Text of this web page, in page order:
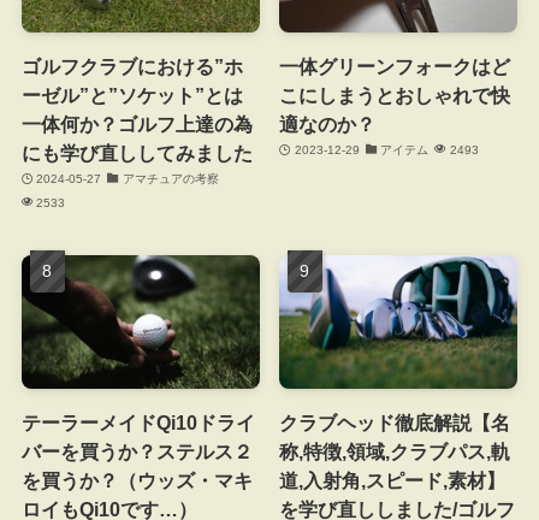
ゴルフクラブにおける”ホ
ーゼル”と”ソケット”とは
一体何か？ゴルフ上達の為
にも学び直ししてみました
2024-05-27
アマチュアの考察
2533
一体グリーンフォークはど
こにしまうとおしゃれで快
適なのか？
2023-12-29 アイテム 2493
テーラーメイドQi10ドライ
バーを買うか？ステルス２
を買うか？（ウッズ・マキ
ロイもQi10です…）
クラブヘッド徹底解説【名
称,特徴,領域,クラブパス,軌
道,入射角,スピード,素材】
を学び直ししました/ゴルフ